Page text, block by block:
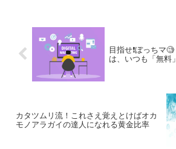
目指せ❗️ぼっちマ
は、いつも「無料
カタツムリ流！これさえ覚えとけばオカ
モノアラガイの達人になれる黄金比率